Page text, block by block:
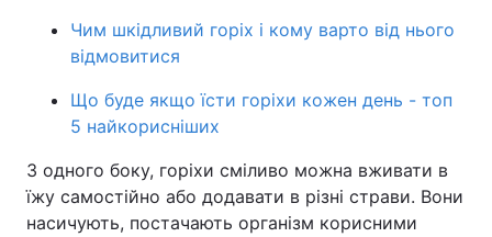
Чим шкідливий горіх і кому варто від нього
відмовитися
Що буде якщо їсти горіхи кожен день - топ
5 найкорисніших
З одного боку, горіхи сміливо можна вживати в
їжу самостійно або додавати в різні страви. Вони
насичують, постачають організм корисними